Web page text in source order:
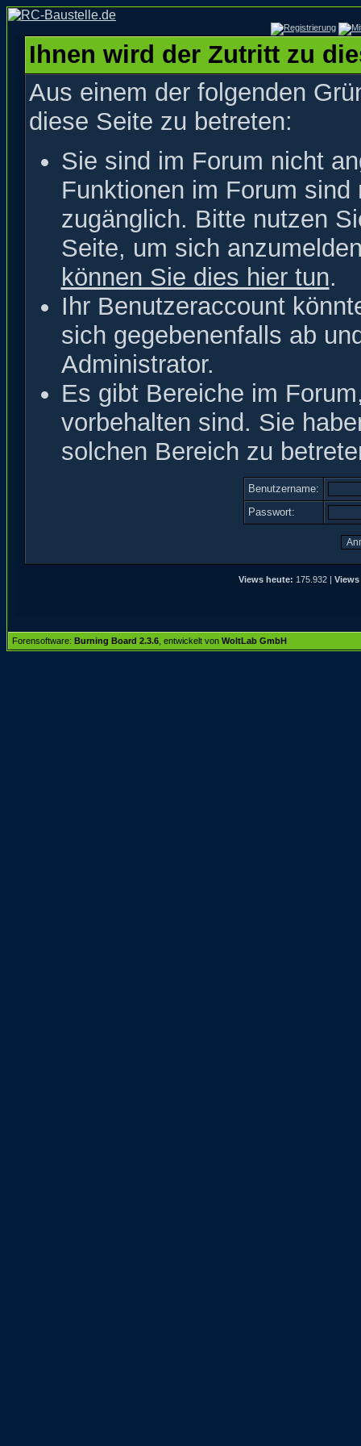
Ihnen wird der Zutritt zu
Aus einem der folgenden
diese Seite zu betreten:
Sie sind im Forum nicht
Funktionen im Forum
zugänglich. Bitte nutzen
Seite, um sich
können Sie dies hier tun.
Ihr Benutzeraccount
sich gegebenenfalls ab
Administrator.
Es gibt Bereiche im
vorbehalten sind. Sie
solchen Bereich zu
Benutzername:
Passwort:
Views heute: 175.932 |
Forensoftware: Burning Board 2.3.6 , entwickelt von WoltLab GmbH